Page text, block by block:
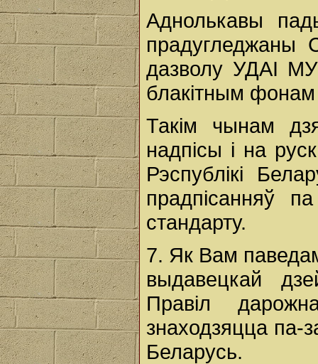
Аднолькавы
прадугледжаны
дазволу УДАІ
блакітным фонам
Такім чынам
надпісы і на
Рэспублікі
прадпісанняў
стандарту.
7. Як Вам
выдавецкай
Правіл
знаходзяцца па-
Беларусь.